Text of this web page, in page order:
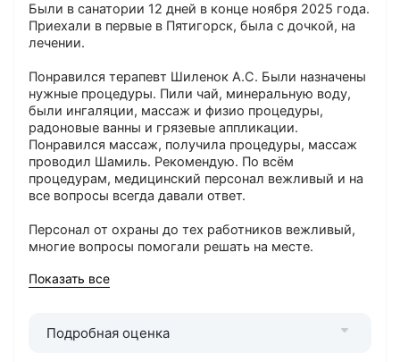
Были в санатории 12 дней в конце ноября 2025 года.
Приехали в первые в Пятигорск, была с дочкой, на
лечении.
Понравился терапевт Шиленок А.С. Были назначены
нужные процедуры. Пили чай, минеральную воду,
были ингаляции, массаж и физио процедуры,
радоновые ванны и грязевые аппликации.
Понравился массаж, получила процедуры, массаж
проводил Шамиль. Рекомендую. По всём
процедурам, медицинский персонал вежливый и на
все вопросы всегда давали ответ.
Персонал от охраны до тех работников вежливый,
многие вопросы помогали решать на месте.
По меню: да оно не сильно разнообразно, но всё
дежурное блюдо, далее мы уже выбирали. Дочь
Показать все
Подробная оценка